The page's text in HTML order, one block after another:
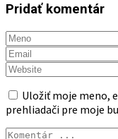
Pridať komentár
Uložiť moje meno,
prehliadači pre moje